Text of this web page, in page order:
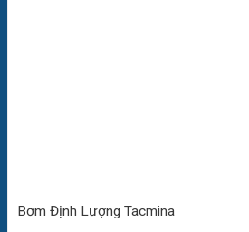
Bơm Định Lượng Tacmina